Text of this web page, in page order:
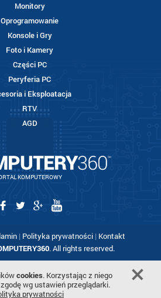
Monitory
Oprogramowanie
Konsole i Gry
Foto i Kamery
Części PC
Peryferia PC
i Eksploatacja
RTV
AGD
KOMPUTEROWY
| Polityka prywatności | Kontakt
. All rights reserved.
cookies. Korzystając z niego
wg ustawień przeglądarki.
prywatności